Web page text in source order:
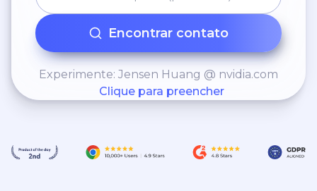
Encontrar contato
Experimente: Jensen Huang @ nvidia.com
Clique para preencher